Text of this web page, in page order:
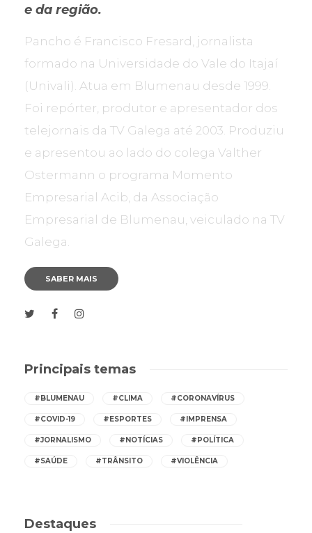
e da região.
Pancho é Francisco Fresard, jornalista
formado na Universidade do Vale do Itajaí
(Univali). Atua em Blumenau desde 1999.
Foi repórter, produtor e apresentador dos
telejornais da TV Galega até 2003. Produziu
e apresentou ao lado do colega Valther
Ostermann o programa Momento
Empresarial Acib, da Associação
Empresarial de Blumenau, veiculado na TV
Galega.
SABER MAIS
Principais temas
#BLUMENAU #CLIMA #CORONAVÍRUS
#COVID-19 #ESPORTES #IMPRENSA
#JORNALISMO #NOTÍCIAS #POLÍTICA
#SAÚDE #TRÂNSITO #VIOLÊNCIA
Destaques